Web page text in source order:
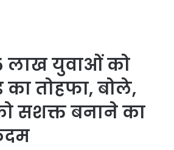
लाख युवाओं को
का तोहफा, बोले,
सशक्त बनाने का